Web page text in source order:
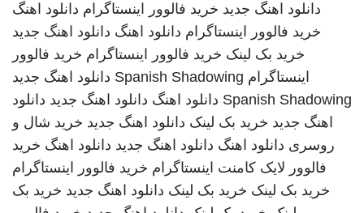
دانلود اهنگ جدید خرید فالوور اینستاگرام دانلود اهنگ
خرید فالوور اینستاگرام دانلود اهنگ دانلود اهنگ جدید
خرید بک لینک خرید فالوور اینستاگرام خرید فالوور
اینستاگرام Spanish Shadowing دانلود اهنگ جدید
Spanish Shadowing دانلود اهنگ دانلود اهنگ جدید دانلود
اهنگ جدید خرید بک لینک دانلود اهنگ جدید خرید شال و
روسری دانلود اهنگ دانلود اهنگ جدید دانلود اهنگ خرید
فالوور لایک کامنت اینستاگرام خرید فالوور اینستاگرام
خرید بک لینک خرید بک لینک دانلود اهنگ جدید خرید بک